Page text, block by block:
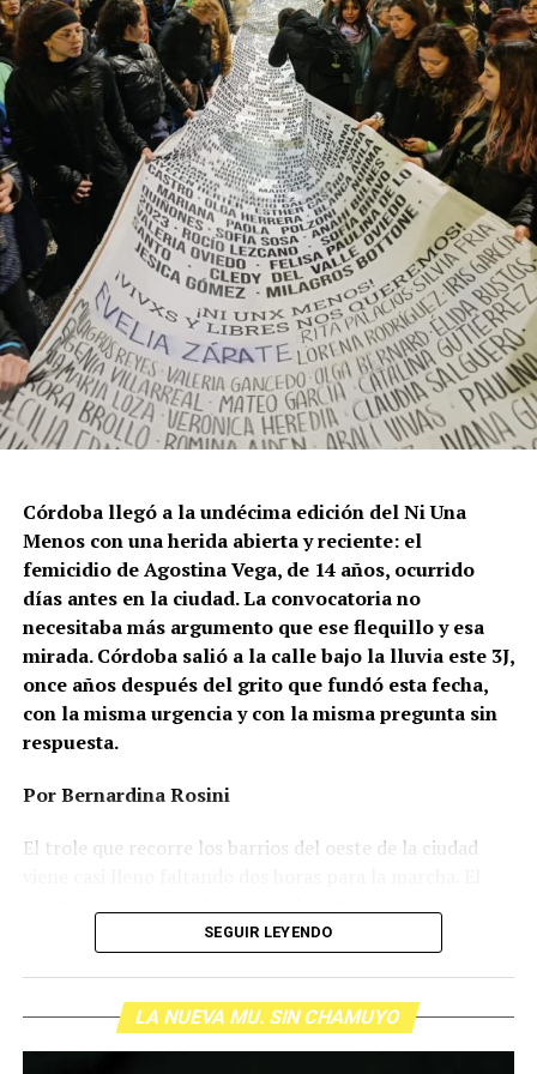
resisten otra avanzada sobre un territorio en disputa.
Por Francisco Pandolfi
Gonzalo Giles, pensador y
comunicador «disca»: Error en el
Ganar la vida: La historia de (no)
Su hijo Ciro tenía 120 veces más agrotóxicos que lo
Viven en Pergamino, llamada “la capital del veneno”,
donde se encontraron pesticidas hasta en el agua de red.
Bajo amenazas de muerte Sabrina inició una denuncia
Córdoba llegó a la undécima edición del Ni Una
Menos con una herida abierta y reciente: el
femicidio de Agostina Vega, de 14 años, ocurrido
días antes en la ciudad. La convocatoria no
necesitaba más argumento que ese flequillo y esa
mirada. Córdoba salió a la calle bajo la lluvia este 3J,
once años después del grito que fundó esta fecha,
con la misma urgencia y con la misma pregunta sin
respuesta.
Por Bernardina Rosini
El trole que recorre los barrios del oeste de la ciudad
parabrisas anticipa el motivo: el rostro pequeño de
Agostina Vega, 14 años. Era fácil intuir que será una
atiende a su gente. Los que ocupan los sillones más
mullidos de las oficinas del poder local sobrevuelan las
SEGUIR LEYENDO
LA NUEVA MU. SIN CHAMUYO